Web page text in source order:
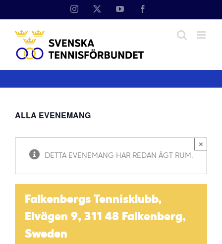
Instagram YouTube
ALLA EVENEMANG
DETTA EVENEMANG HAR REDAN ÄGT RUM.
×
Falkenbergs Tennisklubb,
Elvägen 9, 311 48 Falkenberg,
Sweden